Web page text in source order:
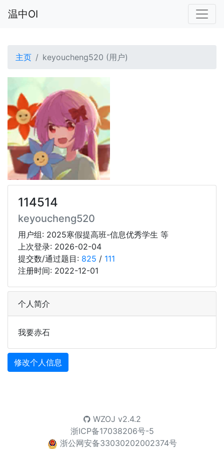
温中OI
主页 keyoucheng520 (用户)
114514
keyoucheng520
用户组: 2025寒假提高班-信息优秀学生 等
上次登录: 2026-02-04
提交数/通过题目: 825 / 111
注册时间: 2022-12-01
个人简介
我要赤石
修改个人信息
WZOJ v2.4.2
浙ICP备17038206号-5
浙公网安备33030202002374号